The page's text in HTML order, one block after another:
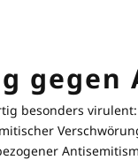
gegen
besonders